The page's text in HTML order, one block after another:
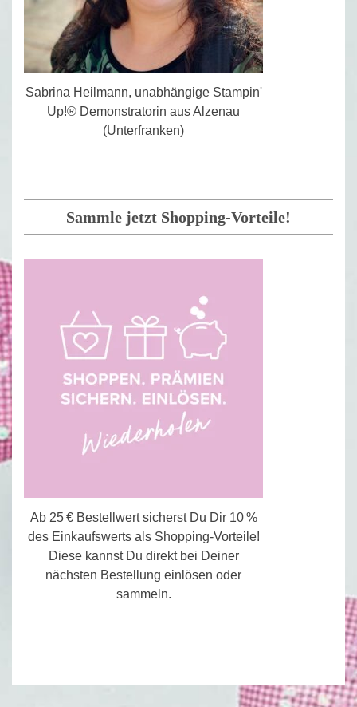
Sabrina Heilmann, unabhängige Stampin'
Up!® Demonstratorin aus Alzenau
(Unterfranken)
Sammle jetzt Shopping-Vorteile!
Ab 25 € Bestellwert sicherst Du Dir 10 %
des Einkaufswerts als Shopping-Vorteile!
Diese kannst Du direkt bei Deiner
nächsten Bestellung einlösen oder
sammeln.